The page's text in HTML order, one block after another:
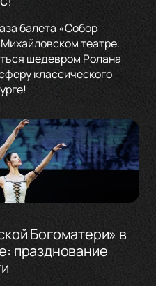
балета «Собор
театре.
шедевром Ролана
классического
Богоматери» в
празднование